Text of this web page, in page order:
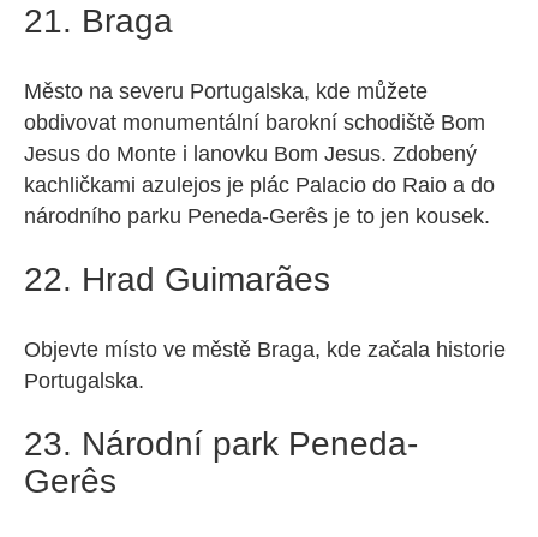
21. Braga
Město na severu Portugalska, kde můžete
obdivovat monumentální barokní schodiště Bom
Jesus do Monte i lanovku Bom Jesus. Zdobený
kachličkami azulejos je plác Palacio do Raio a do
národního parku Peneda-Gerês je to jen kousek.
22. Hrad Guimarães
Objevte místo ve městě Braga, kde začala historie
Portugalska.
23. Národní park Peneda-
Gerês